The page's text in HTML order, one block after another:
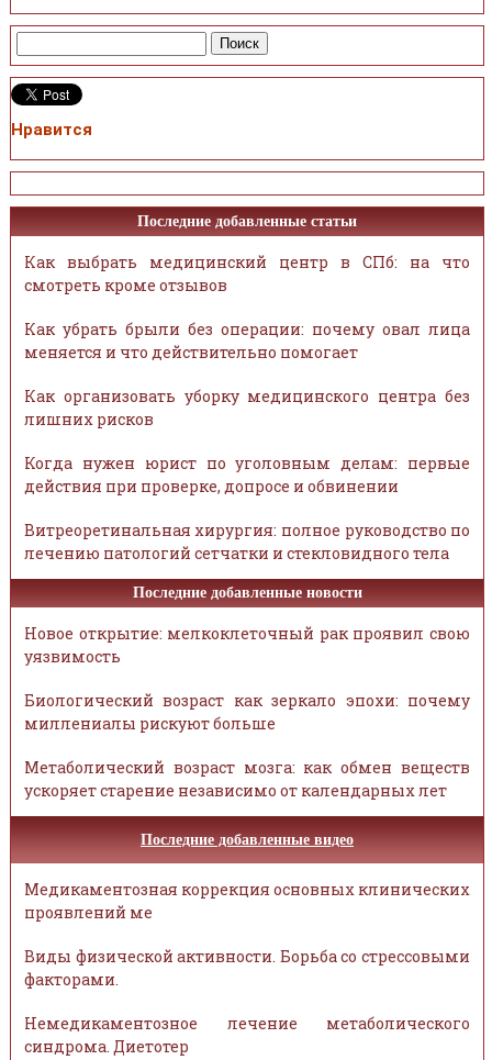
Нравится
Последние добавленные статьи
Как выбрать медицинский центр в СПб: на что
смотреть кроме отзывов
Как убрать брыли без операции: почему овал лица
меняется и что действительно помогает
Как организовать уборку медицинского центра без
лишних рисков
Когда нужен юрист по уголовным делам: первые
действия при проверке, допросе и обвинении
Витреоретинальная хирургия: полное руководство по
лечению патологий сетчатки и стекловидного тела
Последние добавленные новости
Новое открытие: мелкоклеточный рак проявил свою
уязвимость
Биологический возраст как зеркало эпохи: почему
миллениалы рискуют больше
Метаболический возраст мозга: как обмен веществ
ускоряет старение независимо от календарных лет
Последние добавленные видео
Медикаментозная коррекция основных клинических
проявлений ме
Виды физической активности. Борьба со стрессовыми
факторами.
Немедикаментозное лечение метаболического
синдрома. Диетотер